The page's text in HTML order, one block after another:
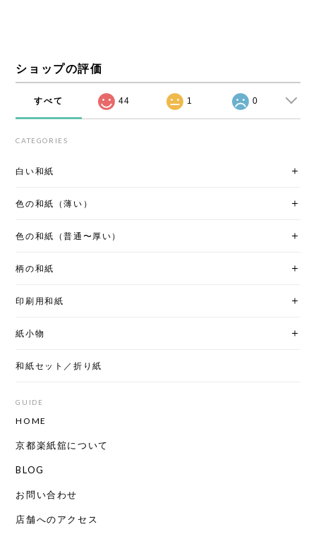
ショップの評価
すべて 44 1 0
CATEGORIES
白い和紙
色の和紙（薄い）
色の和紙（普通〜厚い）
柄の和紙
印刷用和紙
紙小物
和紙セット／折り紙
GUIDE
HOME
京都楽紙舘について
BLOG
お問い合わせ
店舗へのアクセス